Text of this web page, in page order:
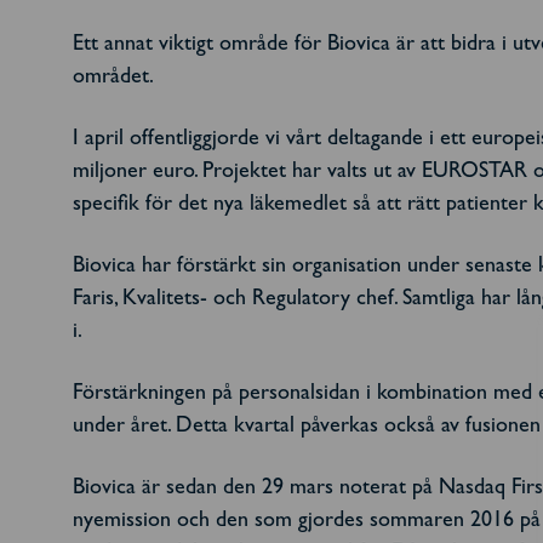
Ett annat viktigt område för Biovica är att bidra i
området.
I april offentliggjorde vi vårt deltagande i ett
miljoner euro. Projektet har valts ut av EUROSTAR
specifik för det nya läkemedlet så att rätt patienter
Biovica har förstärkt sin organisation under
Faris, Kvalitets- och Regulatory chef. Samtliga har
i.
Förstärkningen på personalsidan i kombination
under året. Detta kvartal påverkas också av
Biovica är sedan den 29 mars noterat på Nasdaq
nyemission och den som gjordes sommaren 2016